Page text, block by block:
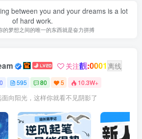
between you and your dreams is a lot
of hard work.
的梦想之间的唯一的东西就是奋力拼搏
关注靓:0001 离线
0 595 80 5 10.3W+
面向阳光，这样你就看不见阴影了